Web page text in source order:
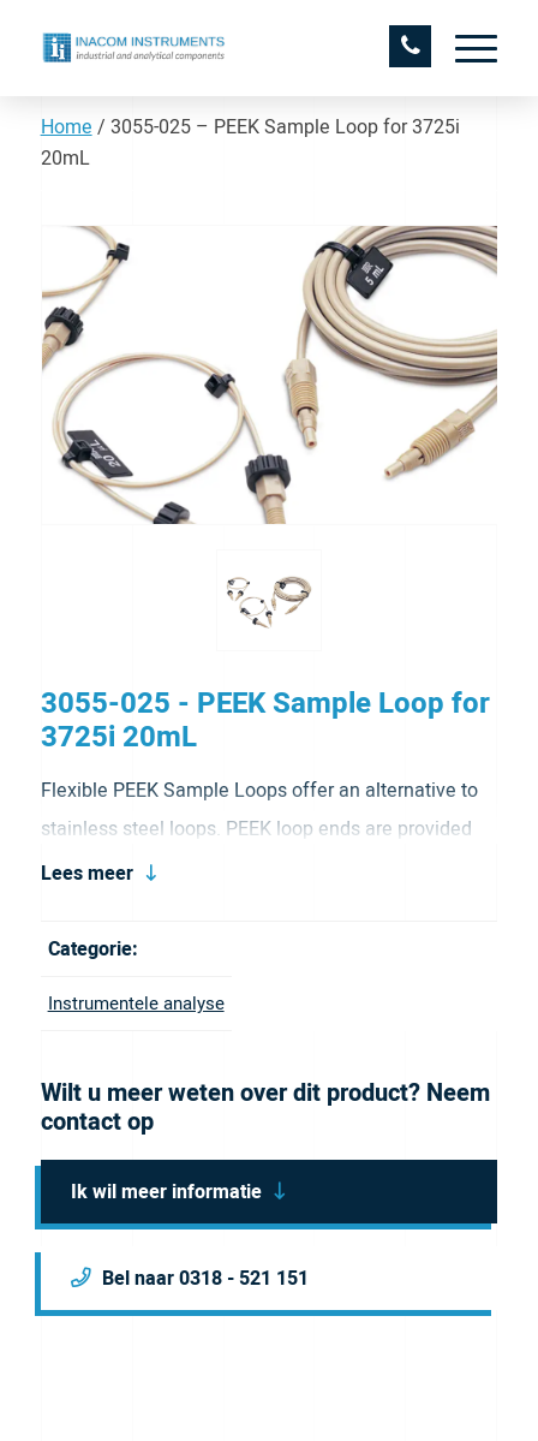
Home / 3055-025 – PEEK Sample Loop for 3725i
20mL
3055-025 - PEEK Sample Loop for
3725i 20mL
Flexible PEEK Sample Loops offer an alternative to
stainless steel loops. PEEK loop ends are provided
with clean, straight cuts for easy valve installation.
and is biocompatible, which gives PEEK loops added
20mL options.
Lees meer
Categorie:
Instrumentele analyse
Wilt u meer weten over dit product? Neem
contact op
Ik wil meer informatie
Bel naar 0318 - 521 151